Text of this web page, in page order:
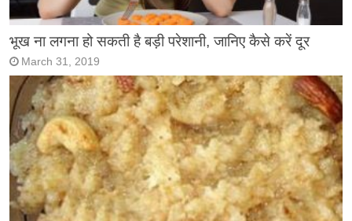
भूख ना लगना हो सकती है बड़ी परेशानी, जानिए कैसे करें दूर
March 31, 2019